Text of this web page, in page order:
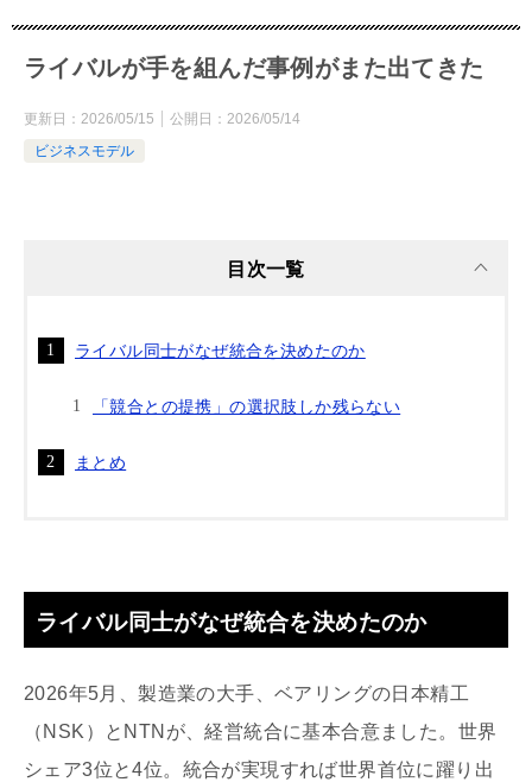
ライバルが手を組んだ事例がまた出てきた
更新日： 2026/05/15 公開日： 2026/05/14
ビジネスモデル
目次一覧
ライバル同士がなぜ統合を決めたのか
「競合との提携」の選択肢しか残らない
まとめ
ライバル同士がなぜ統合を決めたのか
2026年5月、製造業の大手、ベアリングの日本精工
（NSK）とNTNが、経営統合に基本合意ました。世界
シェア3位と4位。統合が実現すれば世界首位に躍り出